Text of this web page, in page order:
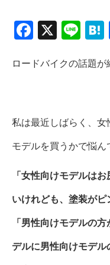
F
c
o
o
X
Li
e
ロードバイクの話題
私は最近しばらく、女
モデルを買うかで悩ん
「女性向けモデルは
いけれども、塗装がピ
「男性向けモデルの
デルに男性向けモデ